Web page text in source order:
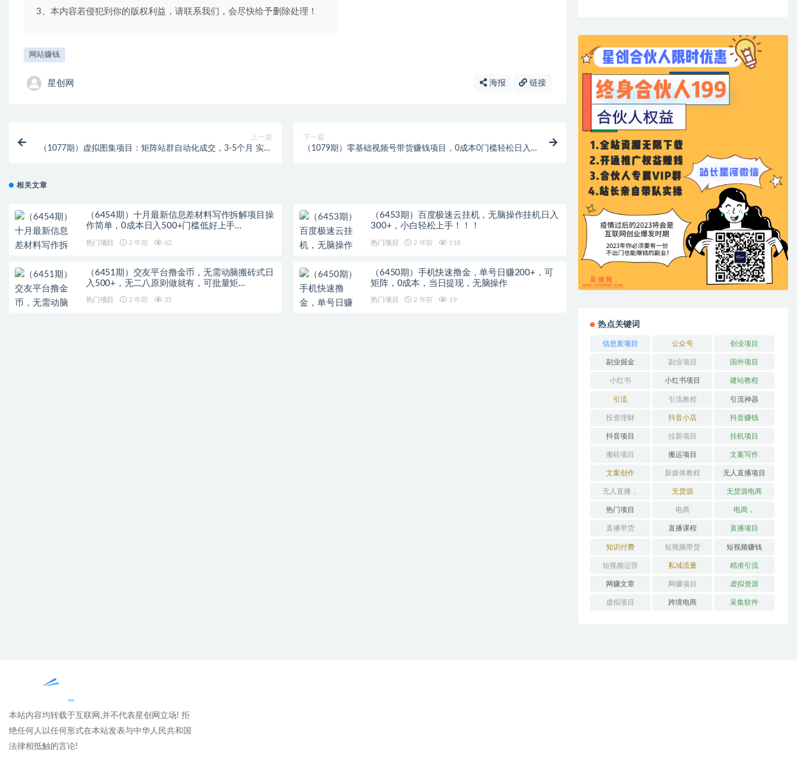
3、本内容若侵犯到你的版权利益，请联系我们，会尽快给予删除处理！
网站赚钱
星创网 海报 链接
上一篇
（1077期）虚拟图集项目：矩阵站群自动化成交，3-5个月 实现
下一篇
（1079期）零基础视频号带货赚钱项目，0成本0门槛轻松日入
相关文章
（6454期）十月最新信息差材料写作拆解项目操
作简单，0成本日入500+门槛低好上手…
热门项目 2 年前 62
（6453期）百度极速云挂机，无脑操作挂机日入
300+，小白轻松上手！！！
热门项目 2 年前 118
（6451期）交友平台撸金币，无需动脑搬砖式日
入500+，无二八原则做就有，可批量矩…
热门项目 2 年前 35
（6450期）手机快速撸金，单号日赚200+，可
矩阵，0成本，当日提现，无脑操作
热门项目 2 年前 19
热点关键词
信息差项目 公众号 创业项目
副业掘金 副业项目 国外项目
小红书 小红书项目 建站教程
引流 引流教程 引流神器
投资理财 抖音小店 抖音赚钱
抖音项目 拉新项目 挂机项目
搬砖项目 搬运项目 文案写作
文案创作 新媒体教程 无人直播项目
无人直播， 无货源 无货源电商
热门项目 电商 电商，
直播带货 直播课程 直播项目
知识付费 短视频带货 短视频赚钱
短视频运营 私域流量 精准引流
网赚文章 网赚项目 虚拟资源
虚拟项目 跨境电商 采集软件
本站内容均转载于互联网,并不代表星创网立场! 拒
绝任何人以任何形式在本站发表与中华人民共和国
法律相抵触的言论!